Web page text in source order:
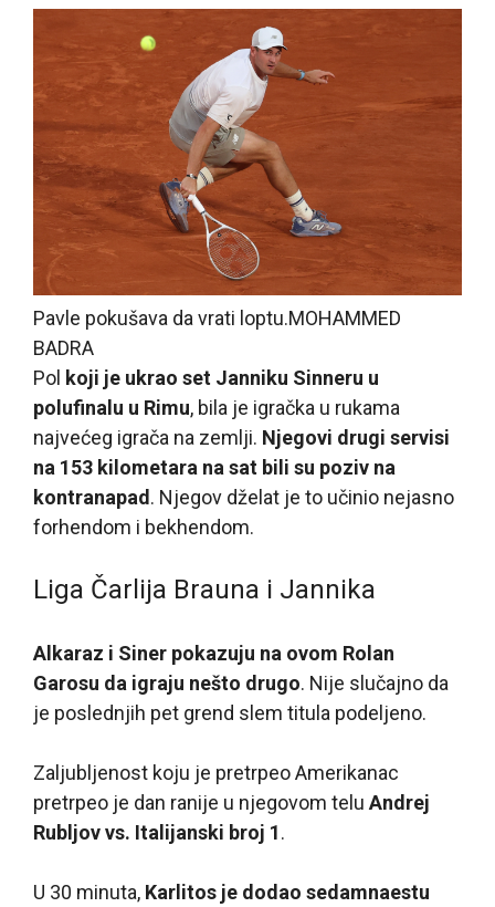
Pavle pokušava da vrati loptu.MOHAMMED
BADRA
Pol koji je ukrao set Janniku Sinneru u
polufinalu u Rimu, bila je igračka u rukama
najvećeg igrača na zemlji. Njegovi drugi servisi
na 153 kilometara na sat bili su poziv na
kontranapad . Njegov dželat je to učinio nejasno
forhendom i bekhendom.
Liga Čarlija Brauna i Jannika
Alkaraz i Siner pokazuju na ovom Rolan
Garosu da igraju nešto drugo. Nije slučajno da
je poslednjih pet grend slem titula podeljeno.
Zaljubljenost koju je pretrpeo Amerikanac
pretrpeo je dan ranije u njegovom telu Andrej
Rubljov vs. Italijanski broj 1.
U 30 minuta, Karlitos je dodao sedamnaestu